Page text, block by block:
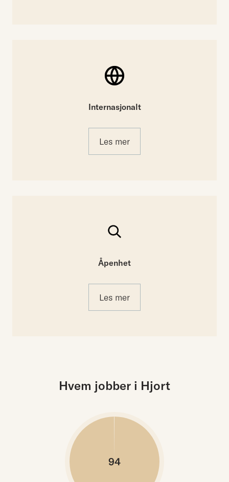
Internasjonalt
Les mer
Åpenhet
Les mer
Hvem jobber i Hjort
94